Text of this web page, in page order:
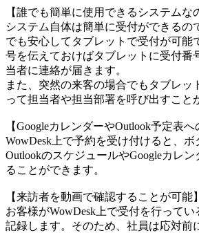
【誰でも簡単に使用できるシステムな
システム自体は簡単に受付ができるの
でも安心してタブレットで受付が可能
号を伝えておけばタブレットに受付番
当者に連絡が届きます。
また、突然の来客の場合でもタブレッ
って担当者や担当部署を呼び出すこと
【GoogleカレンダーやOutlook予定表へ
WowDesk上で予約を受け付けると、ボ
OutlookのスケジュールやGoogleカレ
ることができます。
【来訪者を動画で確認することが可能】
お客様がWowDesk上で受付を行って
記録します。そのため、社員は応対前